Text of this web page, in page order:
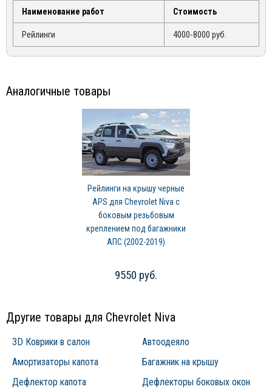
Наименование работ Стоимость
Рейлинги 4000-8000 руб.
Аналогичные товары
Рейлинги на крышу черные
APS для Chevrolet Niva с
боковым резьбовым
креплением под багажники
АПС (2002-2019)
9550 руб.
Другие товары для Chevrolet Niva
3D Коврики в салон
Автоодеяло
Амортизаторы капота
Багажник на крышу
Дефлектор капота
Дефлекторы боковых окон